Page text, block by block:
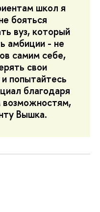
школ я
бояться
вуз, который
амбиции - не
самим себе,
свои
и попытайтесь
благодаря
возможностям,
Вышка.